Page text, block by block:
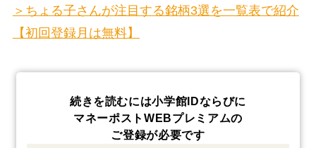
＞ちょる子さんが注目する銘柄3選を一覧表で紹介
【初回登録月は無料】
続きを読むには小学館IDならびに
マネーポストWEBプレミアムの
ご登録が必要です